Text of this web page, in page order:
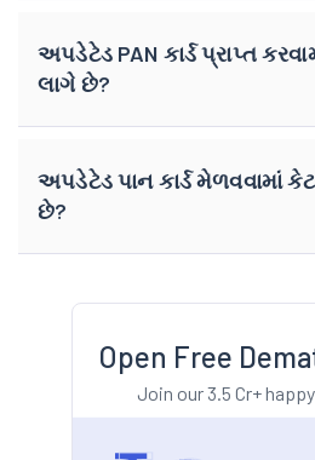
અપડેટેડ PAN કાર્ડ પ્રાપ્ત
લાગે છે?
અપડેટેડ પાન કાર્ડ મેળવવામાં
છે?
Open Free
Join our 3.5 Cr+